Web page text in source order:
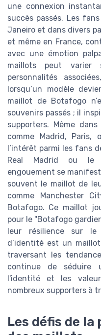
une connexion
succès passés. Les
Janeiro et dans divers
et même en France,
avec une émotion
maillots peut
personnalités
lorsqu’un modèle
maillot de Botafogo
souvenirs passés ; il
supporters. Même
comme Madrid, Paris,
l’intérêt parmi les fans
Real Madrid ou le
engouement se
souvent le maillot de
comme Manchester
Botafogo. Ce maillot
pour le "Botafogo
leur résilience sur
d’identité est un
traversant les
continue de séduire
l'identité et les
nombreux supporters à
Les défis de